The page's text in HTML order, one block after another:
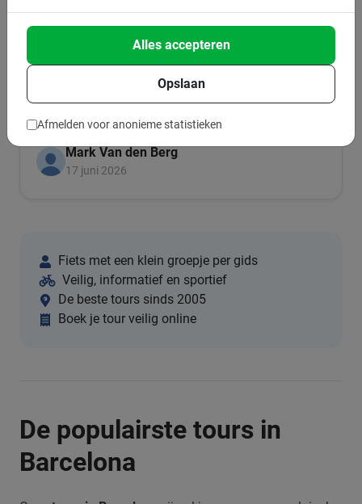
Opslaan
Alles accepteren
Afmelden voor anonieme statistieken
in de Penedès
Albert is een fantastische gids en het is
een geweldige tour.
Mark Van den Berg
17 juni 2026
Fiets met een klein groepje per gids
Veilig, informatief en sportief
De beste tours sinds 2005
Boek je tour veilig online
De populairste tours in
Barcelona